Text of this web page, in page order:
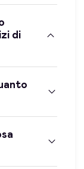
di